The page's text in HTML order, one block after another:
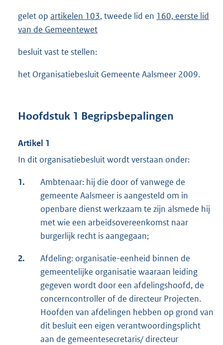
gelet op artikelen 103, tweede lid en 160, eerste lid
van de Gemeentewet
besluit vast te stellen:
het Organisatiebesluit Gemeente Aalsmeer 2009.
Hoofdstuk 1 Begripsbepalingen
Artikel 1
In dit organisatiebesluit wordt verstaan onder:
1.
Ambtenaar: hij die door of vanwege de
gemeente Aalsmeer is aangesteld om in
openbare dienst werkzaam te zijn alsmede hij
met wie een arbeidsovereenkomst naar
burgerlijk recht is aangegaan;
2.
Afdeling: organisatie-eenheid binnen de
gemeentelijke organisatie waaraan leiding
gegeven wordt door een afdelingshoofd, de
concerncontroller of de directeur Projecten.
Hoofden van afdelingen hebben op grond van
dit besluit een eigen verantwoordingsplicht
aan de gemeentesecretaris/ directeur